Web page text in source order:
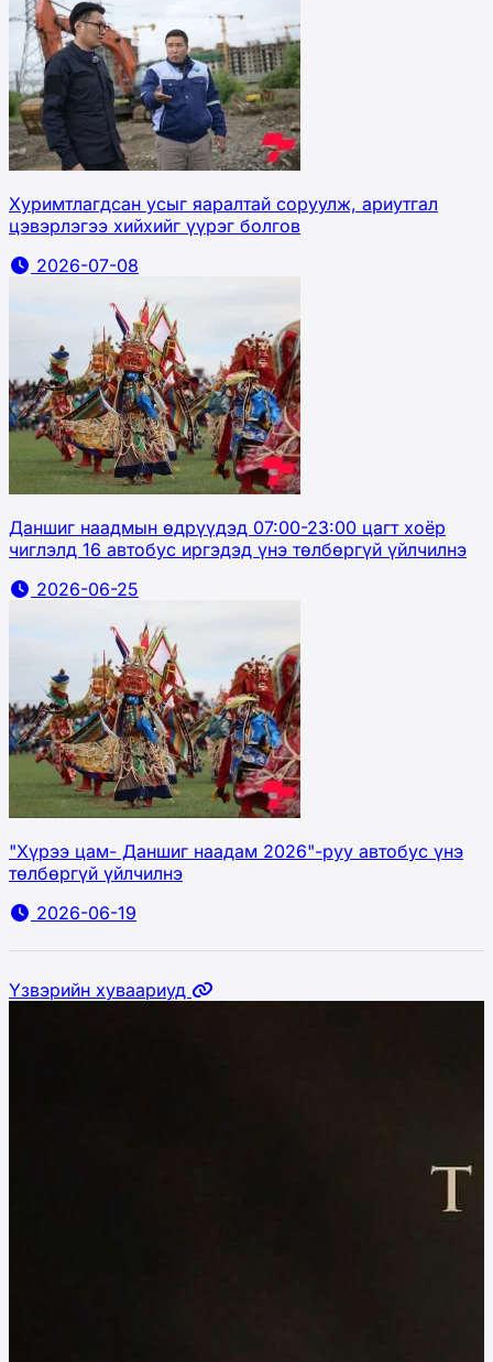
Хуримтлагдсан усыг яаралтай соруулж, ариутгал
цэвэрлэгээ хийхийг үүрэг болгов
2026-07-08
Даншиг наадмын өдрүүдэд 07:00-23:00 цагт хоёр
чиглэлд 16 автобус иргэдэд үнэ төлбөргүй үйлчилнэ
2026-06-25
"Хүрээ цам- Даншиг наадам 2026"-руу автобус үнэ
төлбөргүй үйлчилнэ
2026-06-19
Үзвэрийн хуваариуд